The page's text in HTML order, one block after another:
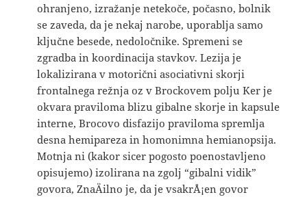
ohranjeno, izražanje netekoče, počasno, bolnik
se zaveda, da je nekaj narobe, uporablja samo
ključne besede, nedoločnike. Spremeni se
zgradba in koordinacija stavkov. Lezija je
lokalizirana v motorični asociativni skorji
frontalnega režnja oz v Brockovem polju Ker je
okvara praviloma blizu gibalne skorje in kapsule
interne, Brocovo disfazijo praviloma spremlja
desna hemipareza in homonimna hemianopsija.
Motnja ni (kakor sicer pogosto poenostavljeno
opisujemo) izolirana na zgolj “gibalni vidik”
govora, ZnaÄilno je, da je vsakrÅ¡en govor